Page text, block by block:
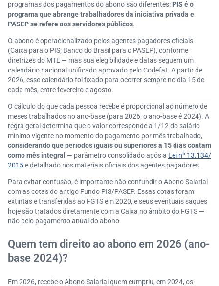
programas dos pagamentos do abono são diferentes: PIS é o
programa que abrange trabalhadores da iniciativa privada e
PASEP se refere aos servidores públicos.
O abono é operacionalizado pelos agentes pagadores oficiais
(Caixa para o PIS; Banco do Brasil para o PASEP), conforme
diretrizes do MTE — mas sua elegibilidade e datas seguem um
calendário nacional unificado aprovado pelo Codefat. A partir de
2026, esse calendário foi fixado para ocorrer sempre no dia 15 de
cada mês, entre fevereiro e agosto.
O cálculo do que cada pessoa recebe é proporcional ao número de
meses trabalhados no ano-base (para 2026, o ano-base é 2024). A
regra geral determina que o valor corresponde a 1/12 do salário
mínimo vigente no momento do pagamento por mês trabalhado,
considerando que períodos iguais ou superiores a 15 dias contam
como mês integral — parâmetro consolidado após a Lei nº 13.134/
2015e detalhado nos materiais oficiais dos agentes pagadores.
Para evitar confusão, é importante não confundir o Abono Salarial
com as cotas do antigo Fundo PIS/PASEP. Essas cotas foram
extintas e transferidas ao FGTS em 2020, e seus eventuais saques
hoje são tratados diretamente com a Caixa no âmbito do FGTS —
não pelo pagamento anual do abono.
Quem tem direito ao abono em 2026 (ano-
base 2024)?
Em 2026, recebe o Abono Salarial quem cumpriu, em 2024, os